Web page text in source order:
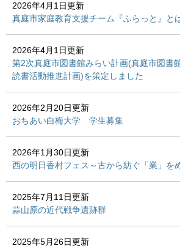
2026年4月1日更新
真庭市家庭教育支援チーム『ふらっと』と
2026年4月1日更新
第2次真庭市図書館みらい計画(真庭市図書
読書活動推進計画)を策定しました
2026年2月20日更新
おちあい白梅大学 学生募集
2026年1月30日更新
西の明日香村フェス～古から紡ぐ「業」を
2025年7月11日更新
蒜山原の近代戦争遺跡群
2025年5月26日更新